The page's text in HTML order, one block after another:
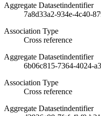
Aggregate Datasetindentifier
7a8d33a2-934e-4c40-
Association Type
Cross reference
Aggregate Datasetindentifier
6b06c815-7364-4024-
Association Type
Cross reference
Aggregate Datasetindentifier